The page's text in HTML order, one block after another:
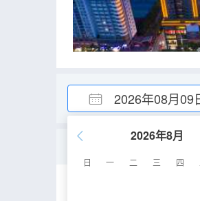
2026年08月09
2026年8月
日 一 二 三 四